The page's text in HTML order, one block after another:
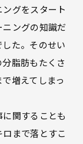
グをスタート
ングの知識だ
た。そのせい
脂肪もたくさ
増えてしまっ
関することも
まで落とすこ